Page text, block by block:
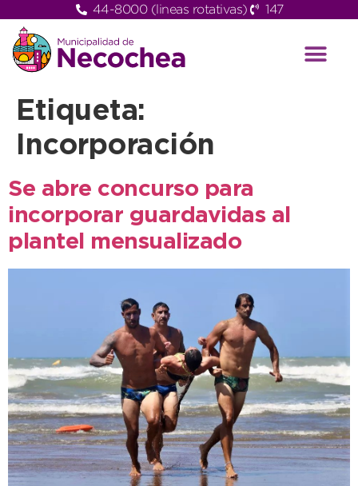
44-8000 (lineas rotativas) 147
Etiqueta:
Incorporación
Se abre concurso para
incorporar guardavidas al
plantel mensualizado